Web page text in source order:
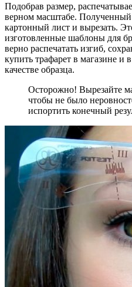
Подобрав размер,
верном масштабе.
картонный лист и вырезать.
изготовленные шаблоны для
верно распечатать изгиб,
купить трафарет в магазине и
качестве образца.
Осторожно! Вырезайте
чтобы не было
испортить конечный